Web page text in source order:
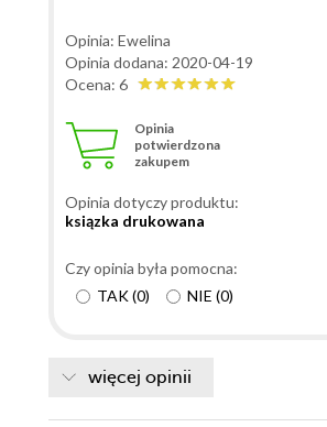
Cię analizować obrazy i wychwytywać
ich rozwiązywania Twój mózg zacznie
obrazów, a Ty będziesz świetnie się
gdy już uporasz się z całą
musiał szczerze odpowiedzieć sobie
Opinia: Ewelina
Opinia dodana: 2020-04-19
Ocena: 6
Opinia
potwierdzona
zakupem
Opinia dotyczy produktu:
ksiązka drukowana
Czy opinia była pomocna:
TAK(0) NIE (0)
więcej opinii